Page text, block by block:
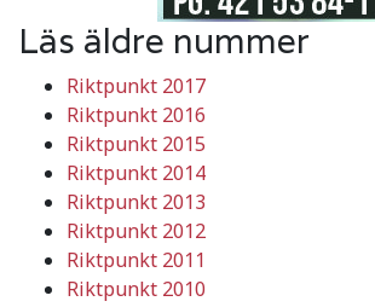
Läs äldre nummer
Riktpunkt 2017
Riktpunkt 2016
Riktpunkt 2015
Riktpunkt 2014
Riktpunkt 2013
Riktpunkt 2012
Riktpunkt 2011
Riktpunkt 2010